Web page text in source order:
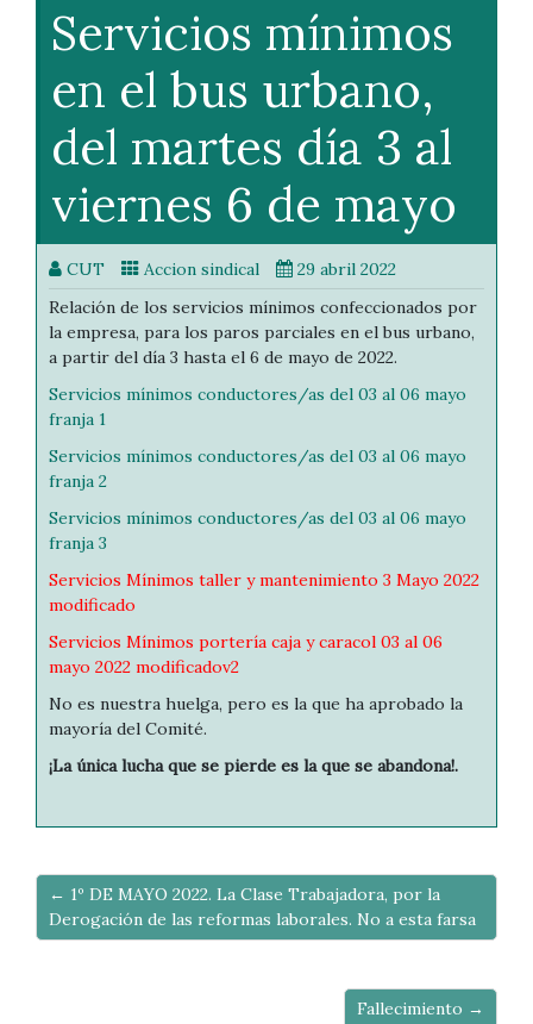
Servicios mínimos
en el bus urbano,
del martes día 3 al
viernes 6 de mayo
CUT Accion sindical
29 abril 2022
Relación de los servicios mínimos confeccionados por
la empresa, para los paros parciales en el bus urbano,
a partir del día 3 hasta el 6 de mayo de 2022.
Servicios mínimos conductores/as del 03 al 06 mayo
franja 1
Servicios mínimos conductores/as del 03 al 06 mayo
franja 2
Servicios mínimos conductores/as del 03 al 06 mayo
franja 3
Servicios Mínimos taller y mantenimiento 3 Mayo 2022
modificado
Servicios Mínimos portería caja y caracol 03 al 06
mayo 2022 modificadov2
No es nuestra huelga, pero es la que ha aprobado la
mayoría del Comité.
¡La única lucha que se pierde es la que se abandona!.
← 1º DE MAYO 2022. La Clase Trabajadora, por la
Derogación de las reformas laborales. No a esta farsa
Fallecimiento →